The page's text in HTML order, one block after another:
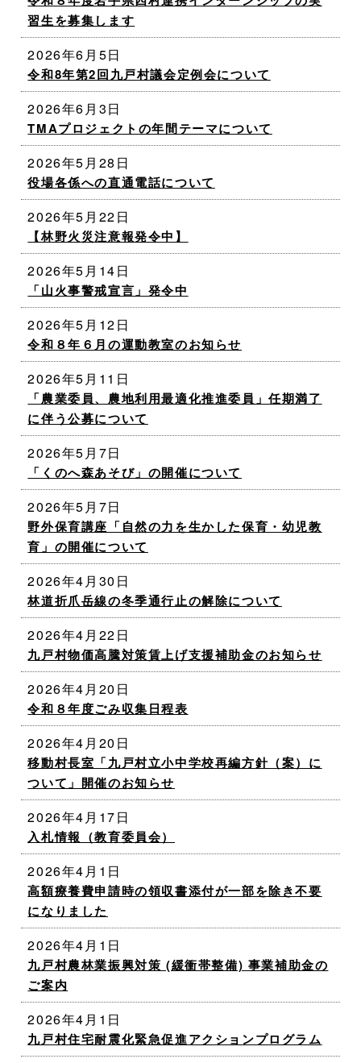
習生を募集します
2026年6月5日
令和8年第2回九戸村議会定例会について
2026年6月3日
TMAプロジェクトの年間テーマについて
2026年5月28日
役場各係への直通電話について
2026年5月22日
【林野火災注意報発令中】
2026年5月14日
「山火事警戒宣言」発令中
2026年5月12日
令和８年６月の運動教室のお知らせ
2026年5月11日
「農業委員、農地利用最適化推進委員」任期満了
に伴う公募について
2026年5月7日
「くのへ森あそび」の開催について
2026年5月7日
野外保育講座「自然の力を生かした保育・幼児教
育」の開催について
2026年4月30日
林道折爪岳線の冬季通行止の解除について
2026年4月22日
九戸村物価高騰対策賃上げ支援補助金のお知らせ
2026年4月20日
令和８年度ごみ収集日程表
2026年4月20日
移動村長室「九戸村立小中学校再編方針（案）に
ついて」開催のお知らせ
2026年4月17日
入札情報（教育委員会）
2026年4月1日
高額療養費申請時の領収書添付が一部を除き不要
になりました
2026年4月1日
九戸村農林業振興対策 (緩衝帯整備) 事業補助金の
ご案内
2026年4月1日
九戸村住宅耐震化緊急促進アクションプログラム